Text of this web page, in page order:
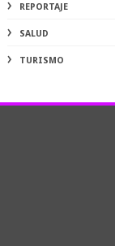
REPORTAJE
SALUD
TURISMO